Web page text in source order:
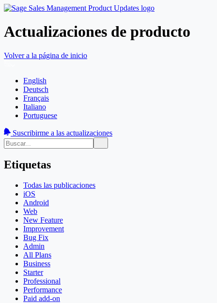
Actualizaciones de producto
Volver a la página de inicio
English
Deutsch
Français
Italiano
Portuguese
Suscribirme a las actualizaciones
Etiquetas
Todas las publicaciones
iOS
Android
Web
New Feature
Improvement
Bug Fix
Admin
All Plans
Business
Starter
Professional
Performance
Paid add-on